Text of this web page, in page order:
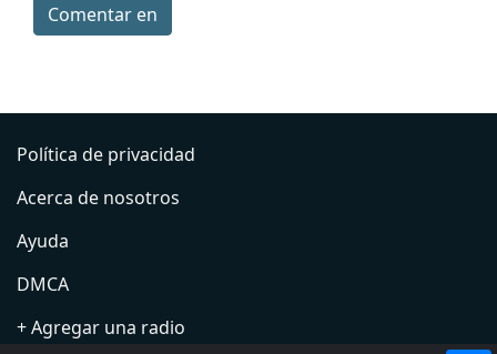
Comentar en
Política de privacidad
Acerca de nosotros
Ayuda
DMCA
+ Agregar una radio